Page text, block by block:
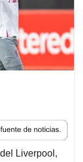
Liverpool,